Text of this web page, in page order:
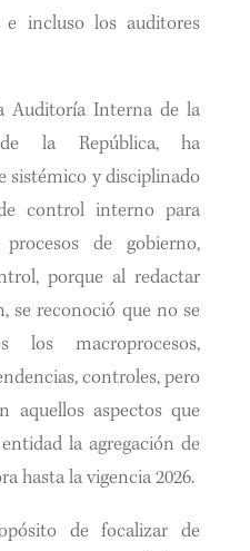
e incluso los auditores
Auditoría Interna de la
la República, ha
sistémico y disciplinado
control interno para
de gobierno,
porque al redactar
se reconoció que no se
los macroprocesos,
controles, pero
aquellos aspectos que
la agregación de
hasta la vigencia 2026.
de focalizar de